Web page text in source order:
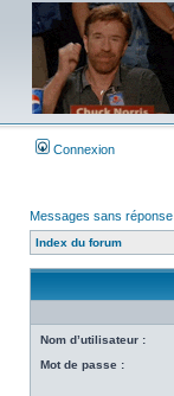
Connexion
Messages sans réponse
Index du forum
Nom d’utilisateur :
Mot de passe :